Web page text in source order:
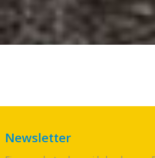
Newsletter